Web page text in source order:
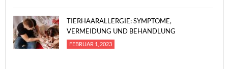
TIERHAARALLERGIE: SYMPTOME,
VERMEIDUNG UND BEHANDLUNG
FEBRUAR 1, 2023